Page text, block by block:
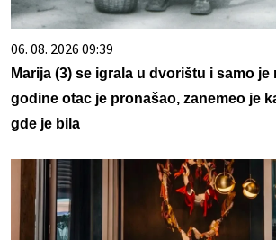
06. 08. 2026 09:39
Marija (3) se igrala u dvorištu i samo je
godine otac je pronašao, zanemeo je
gde je bila